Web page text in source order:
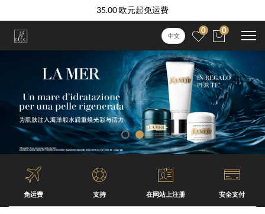
35.00 欧元起免运费
中文
0 0
免运费 支持 在网站上注册 安全支付